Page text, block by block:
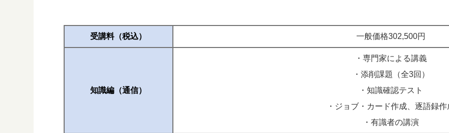
受講料（税込） 一般価格302,500円
知識編（通信）
・専門家による講義
・添削課題（全3回）
・知識確認テスト
・ジョブ・カード作成、逐語録作
・有識者の講演